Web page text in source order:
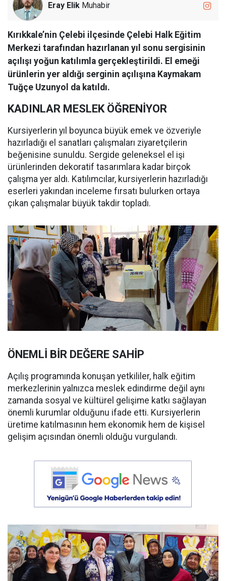
Eray Elik Muhabir
Kırıkkale’nin Çelebi ilçesinde Çelebi Halk Eğitim
Merkezi tarafından hazırlanan yıl sonu sergisinin
açılışı yoğun katılımla gerçekleştirildi. El emeği
ürünlerin yer aldığı serginin açılışına Kaymakam
Tuğçe Uzunyol da katıldı.
KADINLAR MESLEK ÖĞRENİYOR
Kursiyerlerin yıl boyunca büyük emek ve özveriyle
hazırladığı el sanatları çalışmaları ziyaretçilerin
beğenisine sunuldu. Sergide geleneksel el işi
ürünlerinden dekoratif tasarımlara kadar birçok
çalışma yer aldı. Katılımcılar, kursiyerlerin hazırladığı
eserleri yakından inceleme fırsatı bulurken ortaya
çıkan çalışmalar büyük takdir topladı.
ÖNEMLİ BİR DEĞERE SAHİP
Açılış programında konuşan yetkililer, halk eğitim
merkezlerinin yalnızca meslek edindirme değil aynı
zamanda sosyal ve kültürel gelişime katkı sağlayan
önemli kurumlar olduğunu ifade etti. Kursiyerlerin
üretime katılmasının hem ekonomik hem de kişisel
gelişim açısından önemli olduğu vurgulandı.